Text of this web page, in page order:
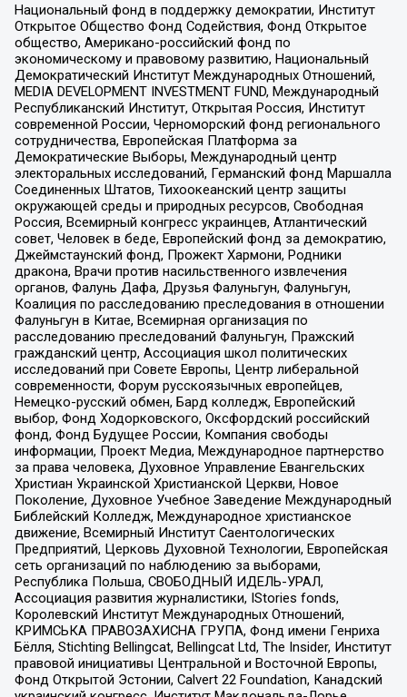
Национальный фонд в поддержку демократии, Институт
Открытое Общество Фонд Содействия, Фонд Открытое
общество, Американо-российский фонд по
экономическому и правовому развитию, Национальный
Демократический Институт Международных Отношений,
MEDIA DEVELOPMENT INVESTMENT FUND, Международный
Республиканский Институт, Открытая Россия, Институт
современной России, Черноморский фонд регионального
сотрудничества, Европейская Платформа за
Демократические Выборы, Международный центр
электоральных исследований, Германский фонд Маршалла
Соединенных Штатов, Тихоокеанский центр защиты
окружающей среды и природных ресурсов, Свободная
Россия, Всемирный конгресс украинцев, Атлантический
совет, Человек в беде, Европейский фонд за демократию,
Джеймстаунский фонд, Прожект Хармони, Родники
дракона, Врачи против насильственного извлечения
органов, Фалунь Дафа, Друзья Фалуньгун, Фалуньгун,
Коалиция по расследованию преследования в отношении
Фалуньгун в Китае, Всемирная организация по
расследованию преследований Фалуньгун, Пражский
гражданский центр, Ассоциация школ политических
исследований при Совете Европы, Центр либеральной
современности, Форум русскоязычных европейцев,
Немецко-русский обмен, Бард колледж, Европейский
выбор, Фонд Ходорковского, Оксфордский российский
фонд, Фонд Будущее России, Компания свободы
информации, Проект Медиа, Международное партнерство
за права человека, Духовное Управление Евангельских
Христиан Украинской Христианской Церкви, Новое
Поколение, Духовное Учебное Заведение Международный
Библейский Колледж, Международное христианское
движение, Всемирный Институт Саентологических
Предприятий, Церковь Духовной Технологии, Европейская
сеть организаций по наблюдению за выборами,
Республика Польша, СВОБОДНЫЙ ИДЕЛЬ-УРАЛ,
Ассоциация развития журналистики, IStories fonds,
Королевский Институт Международных Отношений,
КРИМСЬКА ПРАВОЗАХИСНА ГРУПА, Фонд имени Генриха
Бёлля, Stichting Bellingcat, Bellingcat Ltd, The Insider, Институт
правовой инициативы Центральной и Восточной Европы,
Фонд Открытой Эстонии, Calvert 22 Foundation, Канадский